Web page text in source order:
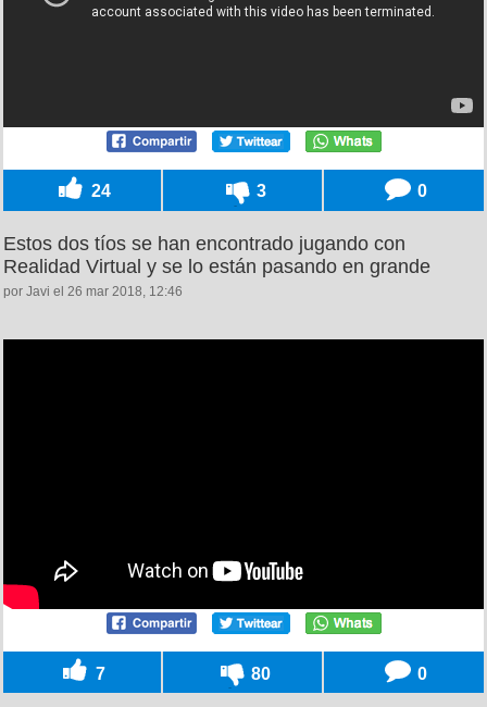
24 3 0
Estos dos tíos se han encontrado jugando con
Realidad Virtual y se lo están pasando en grande
por Javi el 26 mar 2018, 12:46
7 80 0